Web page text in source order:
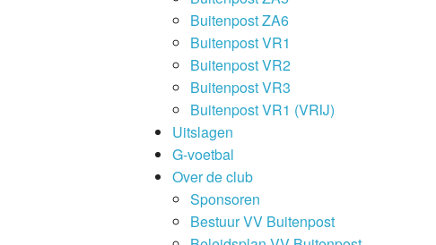
Buitenpost ZA6
Buitenpost VR1
Buitenpost VR2
Buitenpost VR3
Buitenpost VR1 (VRIJ)
Uitslagen
G-voetbal
Over de club
Sponsoren
Bestuur VV Buitenpost